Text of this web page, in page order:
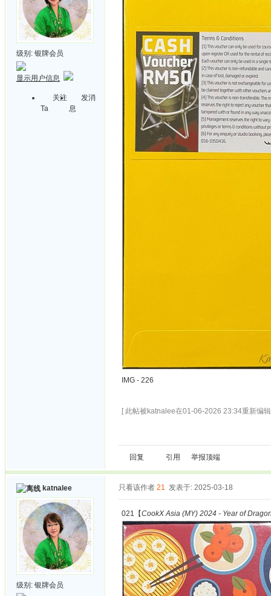
级别: 银牌会员
显示用户信息
关注
Ta
发消
息
IMG - 226
[ 此帖被katnalee在01-06-2026 23:34重新编
回复 引用 举报顶端
katnalee
级别: 银牌会员
只看该作者 21 发表于: 2025-03-18
021【CookX Asia (MY) 2024 - Year of